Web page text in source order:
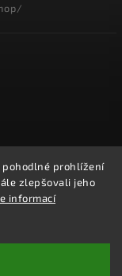
pohodlné prohlížení
zlepšovali jeho
informací
práva vyhrazena.